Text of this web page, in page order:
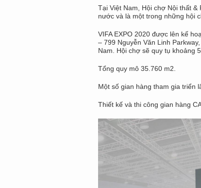
Tại Việt Nam, Hội chợ Nội thất &
nước và là một trong những hội
VIFA EXPO 2020 được lên kế
– 799 Nguyễn Văn Linh
Nam. Hội chợ sẽ quy tụ khoảng
Tổng quy mô 35.760 m2.
Một số gian hàng tham gia triển
Thiết kế và thi công gian hàng